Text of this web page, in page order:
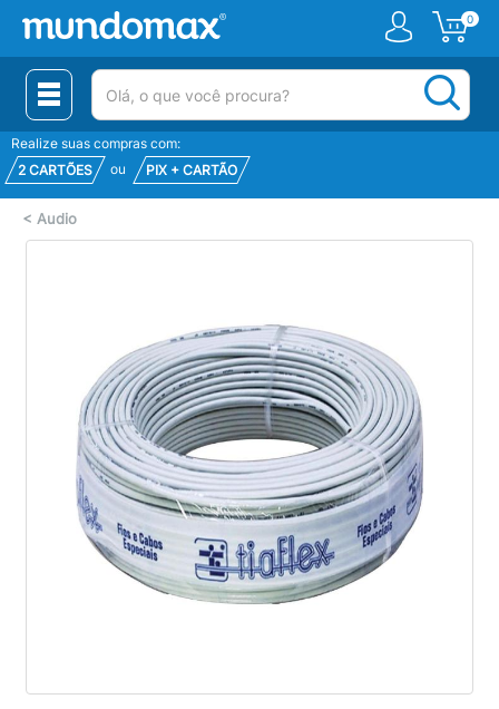
0
(pesquisar)
Realize suas compras com:
2 CARTÕES
ou PIX + CARTÃO
< Audio